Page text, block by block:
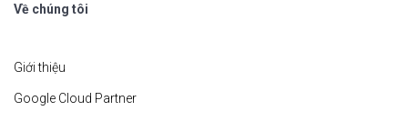
Về chúng tôi
Giới thiệu
Google Cloud Partner